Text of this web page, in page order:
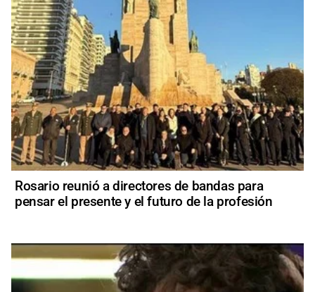
Rosario reunió a directores de bandas para
pensar el presente y el futuro de la profesión